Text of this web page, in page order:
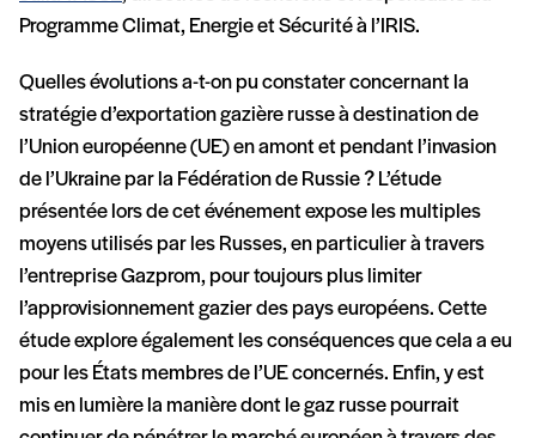
Programme Climat, Energie et Sécurité à l’IRIS.
Quelles évolutions a-t-on pu constater concernant la
stratégie d’exportation gazière russe à destination de
l’Union européenne (UE) en amont et pendant l’invasion
de l’Ukraine par la Fédération de Russie ? L’étude
présentée lors de cet événement expose les multiples
moyens utilisés par les Russes, en particulier à travers
l’entreprise Gazprom, pour toujours plus limiter
l’approvisionnement gazier des pays européens. Cette
étude explore également les conséquences que cela a eu
pour les États membres de l’UE concernés. Enfin, y est
mis en lumière la manière dont le gaz russe pourrait